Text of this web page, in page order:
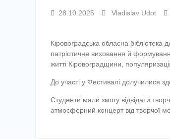
28.10.2025 Vladislav Udot
Кіровоградська обласна
патріотичне виховання й
житті Кіровоградщини,
До участі у Фестивалі долучилися
Студенти мали змогу відвідати
атмосферний концерт від творчої